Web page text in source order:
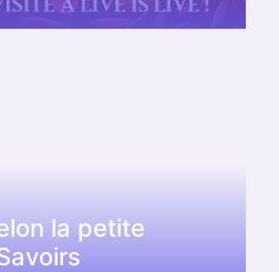
la petite